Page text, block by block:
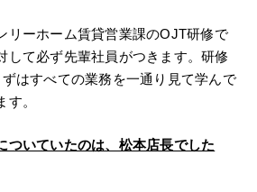
リーホーム賃貸営業課のOJT研修で
して必ず先輩社員がつきます。研修
はすべての業務を一通り見て学んで
。
ついていたのは、松本店長でした